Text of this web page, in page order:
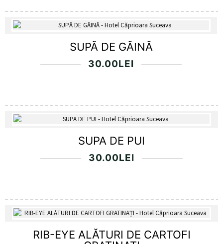
SUPĂ DE GĂINĂ
30.00LEI
SUPA DE PUI
30.00LEI
RIB-EYE ALĂTURI DE CARTOFI